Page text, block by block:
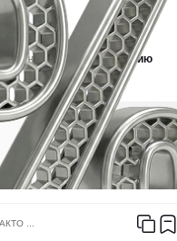
По умолчанию
...